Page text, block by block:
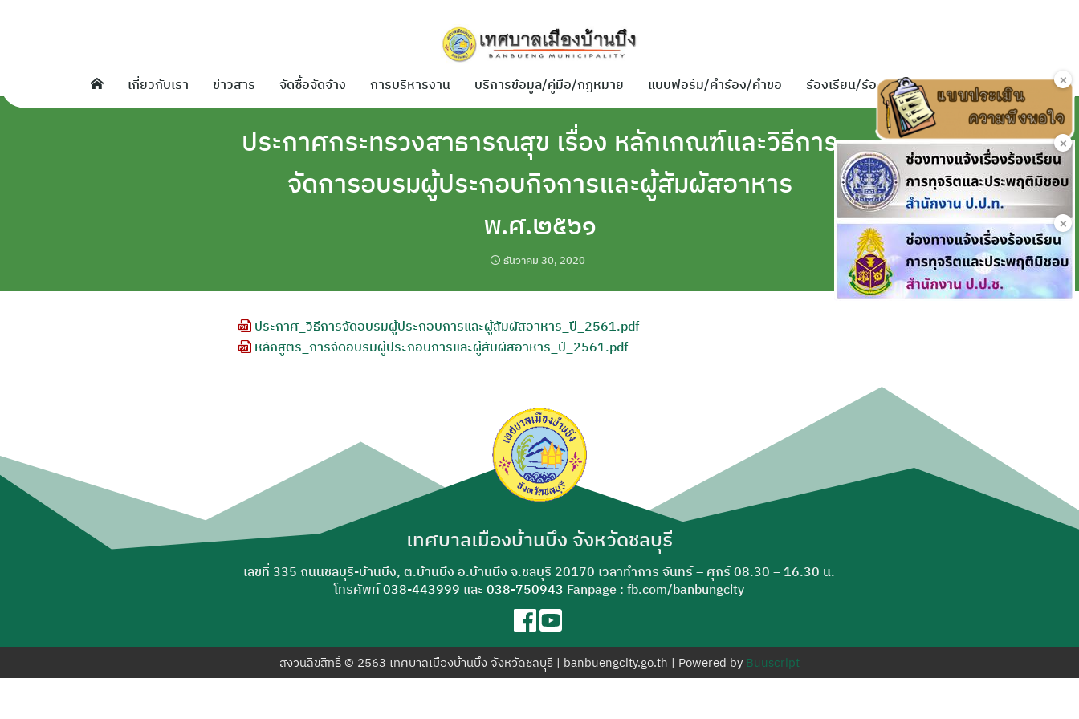
เกี่ยวกับเรา ข่าวสาร จัดซื้อจัดจ้าง การบริหารงาน บริการข้อมูล/คู่มือ/กฎหมาย แบบฟอร์ม/คำร้อง/คำขอ ร้องเรียน/ร้องทุกข์ ติดต่อเรา
ประกาศกระทรวงสาธารณสุข เรื่อง หลักเกณฑ์และวิธีการ
จัดการอบรมผู้ประกอบกิจการและผู้สัมผัสอาหาร
พ.ศ.๒๕๖๑
ธันวาคม 30, 2020
ประกาศ_วิธีการจัดอบรมผู้ประกอบการและผู้สัมผัสอาหาร_ปี_2561.pdf
หลักสูตร_การจัดอบรมผู้ประกอบการและผู้สัมผัสอาหาร_ปี_2561.pdf
เทศบาลเมืองบ้านบึง จังหวัดชลบุรี
เลขที่ 335 ถนนชลบุรี-บ้านบึง, ต.บ้านบึง อ.บ้านบึง จ.ชลบุรี 20170 เวลาทำการ จันทร์ – ศุกร์ 08.30 – 16.30 น.
โทรศัพท์038-443999 และ038-750943 Fanpage : fb.com/banbungcity
สงวนลิขสิทธิ์ © 2563 เทศบาลเมืองบ้านบึง จังหวัดชลบุรี | banbuengcity.go.th | Powered by Buuscript
×
×
×